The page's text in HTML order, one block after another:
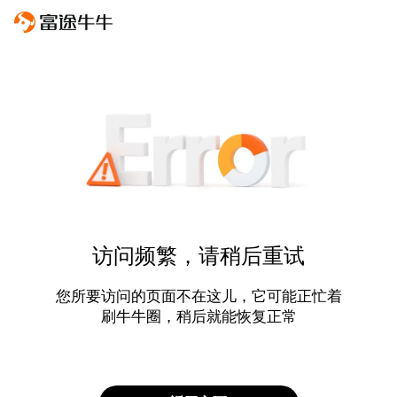
访问频繁，请稍后重试
您所要访问的页面不在这儿，它可能正忙着
刷牛牛圈，稍后就能恢复正常